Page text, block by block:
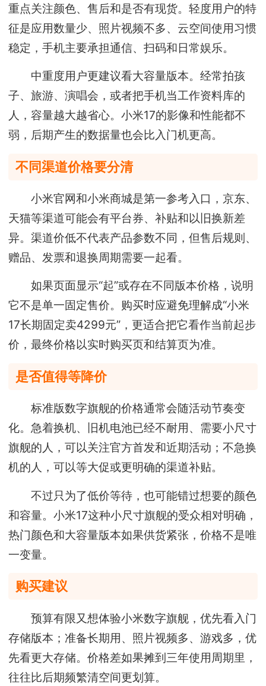
重点关注颜色、售后和是否有现货。轻度用户的特
征是应用数量少、照片视频不多、云空间使用习惯
稳定，手机主要承担通信、扫码和日常娱乐。
中重度用户更建议看大容量版本。经常拍孩
子、旅游、演唱会，或者把手机当工作资料库的
人，容量越大越省心。小米17的影像和性能都不
弱，后期产生的数据量也会比入门机更高。
不同渠道价格要分清
小米官网和小米商城是第一参考入口，京东、
天猫等渠道可能会有平台券、补贴和以旧换新差
异。渠道价低不代表产品参数不同，但售后规则、
赠品、发票和退换周期需要一起看。
如果页面显示“起”或存在不同版本价格，说明
它不是单一固定售价。购买时应避免理解成“小米
17长期固定卖4299元”，更适合把它看作当前起步
价，最终价格以实时购买页和结算页为准。
是否值得等降价
标准版数字旗舰的价格通常会随活动节奏变
化。急着换机、旧机电池已经不耐用、需要小尺寸
旗舰的人，可以关注官方首发和近期活动；不急换
机的人，可以等大促或更明确的渠道补贴。
不过只为了低价等待，也可能错过想要的颜色
和容量。小米17这种小尺寸旗舰的受众相对明确，
热门颜色和大容量版本如果供货紧张，价格不是唯
一变量。
购买建议
预算有限又想体验小米数字旗舰，优先看入门
存储版本；准备长期用、照片视频多、游戏多，优
先看更大存储。价格差如果摊到三年使用周期里，
往往比后期频繁清空间更划算。